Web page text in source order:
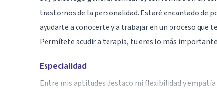
trastornos de la personalidad. Estaré encantado de
ayudarte a conocerte y a trabajar en un proceso
Permítete acudir a terapia, tu eres lo más
Especialidad
Entre mis aptitudes destaco mi flexibilidad y